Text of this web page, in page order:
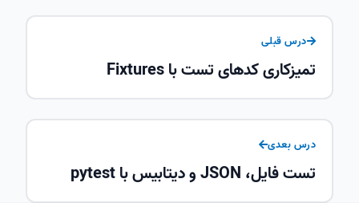
درس قبلی
تمیزکاری کدهای تست با Fixtures
درس بعدی
تست فایل، JSON و دیتابیس با pytest